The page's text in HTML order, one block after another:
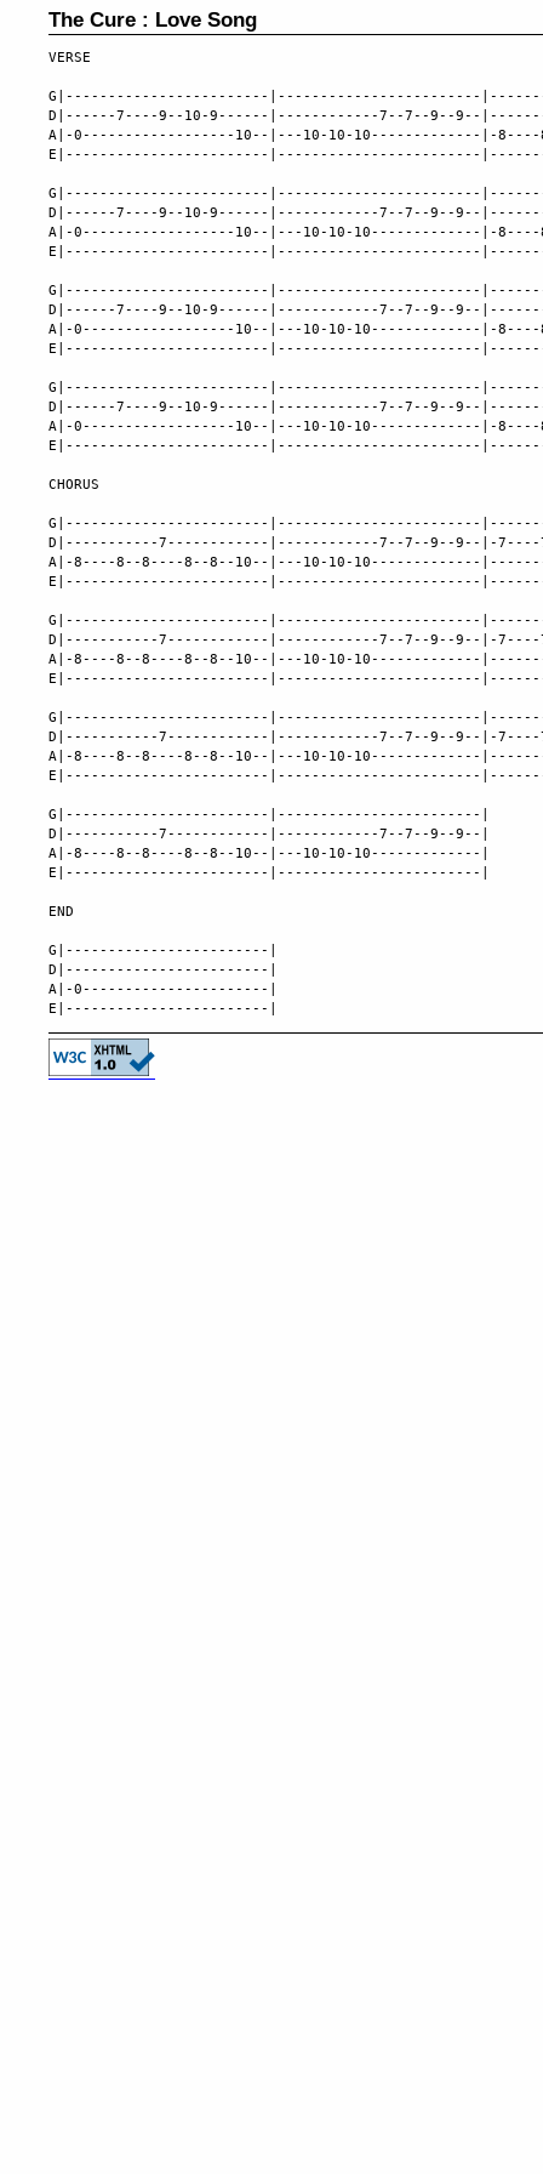
The Cure : Love Song
VERSE
G|------------------------|------------------------
D|------7----9--10-9------|------------7--7--9--9--
A|-0------------------10--|---10-10-10-------------|-
E|------------------------|------------------------
G|------------------------|------------------------
D|------7----9--10-9------|------------7--7--9--9--
A|-0------------------10--|---10-10-10-------------|-
E|------------------------|------------------------
G|------------------------|------------------------
D|------7----9--10-9------|------------7--7--9--9--
A|-0------------------10--|---10-10-10-------------|-
E|------------------------|------------------------
G|------------------------|------------------------
D|------7----9--10-9------|------------7--7--9--9--
A|-0------------------10--|---10-10-10-------------|-
E|------------------------|------------------------
CHORUS
G|------------------------|------------------------
D|-----------7------------|------------7--7--9--9--|-7----
A|-8----8--8----8--8--10--|---10-10-10-------------
E|------------------------|------------------------
G|------------------------|------------------------
D|-----------7------------|------------7--7--9--9--|-7----
A|-8----8--8----8--8--10--|---10-10-10-------------
E|------------------------|------------------------
G|------------------------|------------------------
D|-----------7------------|------------7--7--9--9--|-7----
A|-8----8--8----8--8--10--|---10-10-10-------------
E|------------------------|------------------------
G|------------------------|------------------------|
D|-----------7------------|------------7--7--9--9--|
A|-8----8--8----8--8--10--|---10-10-10-------------|
E|------------------------|------------------------|
END
G|------------------------|
D|------------------------|
A|-0----------------------|